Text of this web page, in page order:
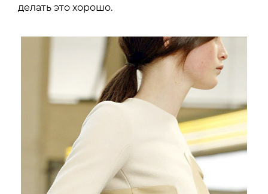
делать это хорошо.